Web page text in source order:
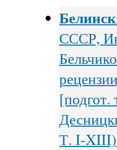
СССР,
Т. I-XIII)